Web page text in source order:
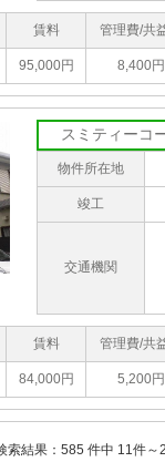
賃料 管理費/共
95,000円 8,400円
スミティーコ
物件所在地
竣工
交通機関
賃料 管理費/共
84,000円 5,200円
索結果： 585 件中 11件～